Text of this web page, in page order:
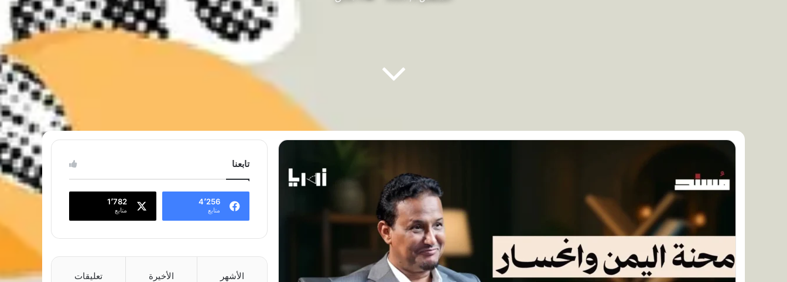
تابعنا
4٬256
متابع
1٬782
متابع
الأشهر الأخيرة تعليقات